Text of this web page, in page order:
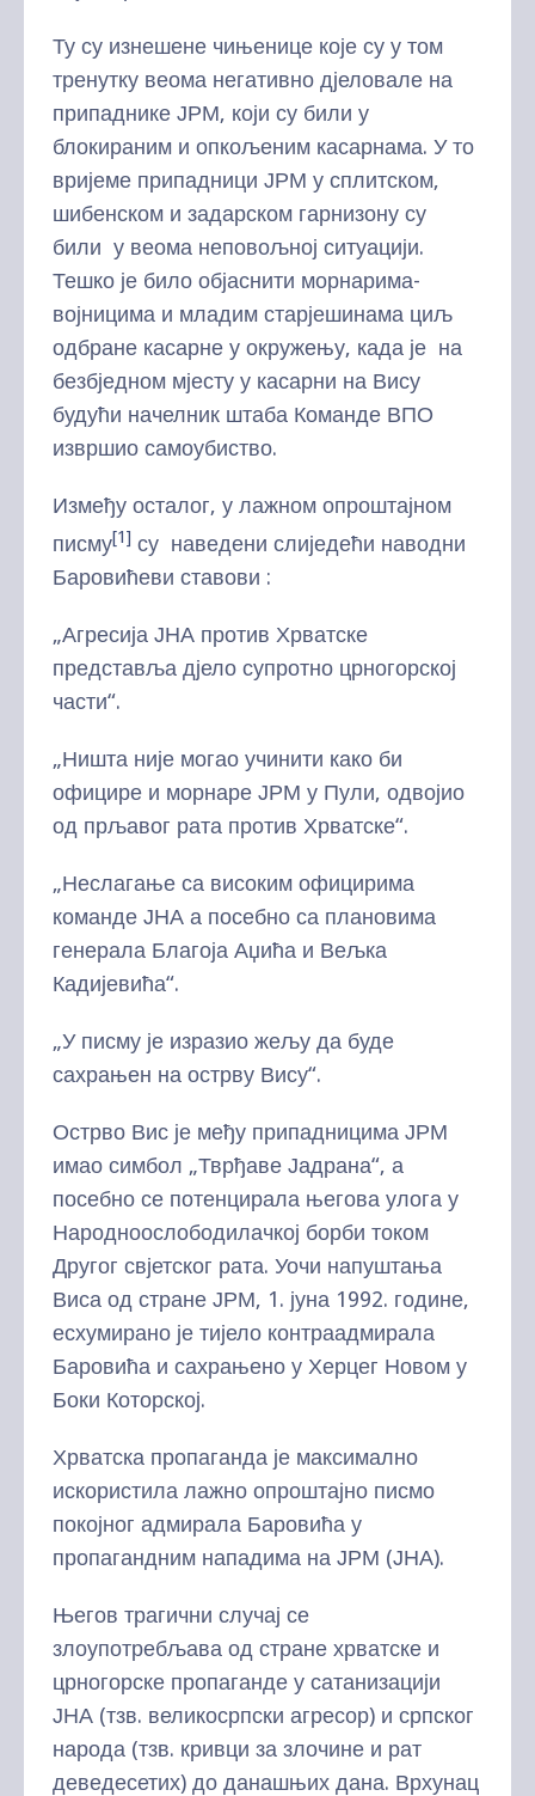
Ту су изнешене чињенице које су у том
тренутку веома негативно дјеловале на
припаднике ЈРМ, који су били у
блокираним и опкољеним касарнама. У то
вријеме припадници ЈРМ у сплитском,
шибенском и задарском гарнизону су
били у веома неповољној ситуацији.
Тешко је било објаснити морнарима-
војницима и младим старјешинама циљ
одбране касарне у окружењу, када је на
безбједном мјесту у касарни на Вису
будући начелник штаба Команде ВПО
извршио самоубиство.
Између осталог, у лажном опроштајном
писму[1] су наведени слиједећи наводни
Баровићеви ставови :
„Агресија ЈНА против Хрватске
представља дјело супротно црногорској
части“.
„Ништа није могао учинити како би
официре и морнаре ЈРМ у Пули, одвојио
од прљавог рата против Хрватске“.
„Неслагање са високим официрима
команде ЈНА а посебно са плановима
генерала Благоја Аџића и Вељка
Кадијевића“.
„У писму је изразио жељу да буде
сахрањен на острву Вису“.
Острво Вис је међу припадницима ЈРМ
имао симбол „Тврђаве Јадрана“, а
посебно се потенцирала његова улога у
Народноослободилачкој борби током
Другог свјетског рата. Уочи напуштања
Виса од стране ЈРМ, 1. јуна 1992. године,
есхумирано је тијело контраадмирала
Баровића и сахрањено у Херцег Новом у
Боки Которској.
Хрватска пропаганда је максимално
искористила лажно опроштајно писмо
покојног адмирала Баровића у
пропагандним нападима на ЈРМ (ЈНА).
Његов трагични случај се
злоупотребљава од стране хрватске и
црногорске пропаганде у сатанизацији
ЈНА (тзв. великосрпски агресор) и српског
народа (тзв. кривци за злочине и рат
деведесетих) до данашњих дана. Врхунац